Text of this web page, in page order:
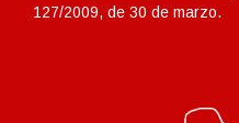
127/2009, de 30 de marzo.